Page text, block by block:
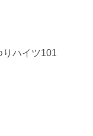
りハイツ101